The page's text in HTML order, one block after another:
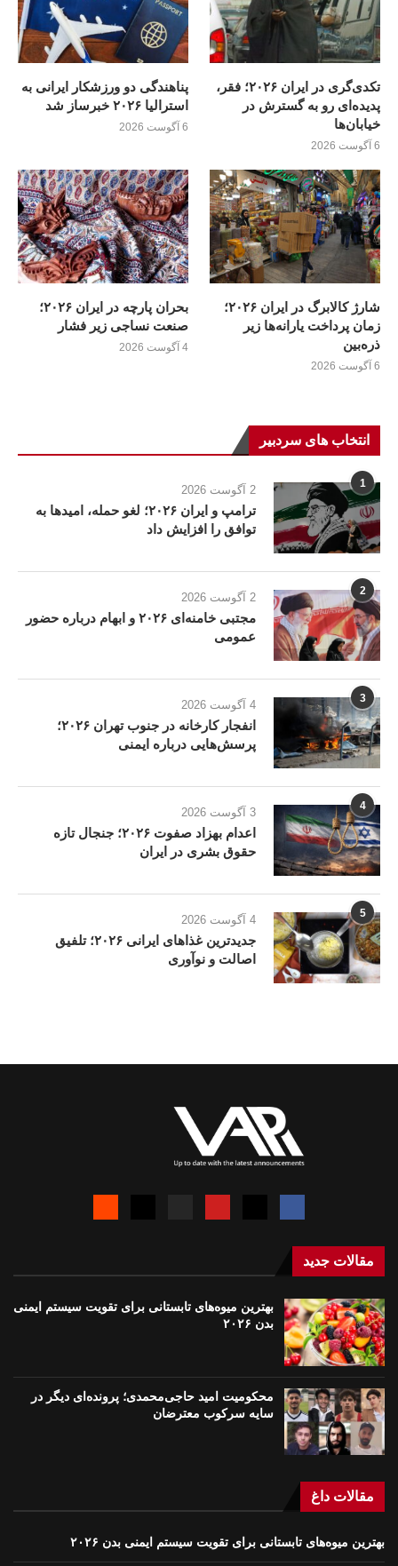
تکدی‌گری در ایران ۲۰۲۶؛ فقر،
پدیده‌ای رو به گسترش در
خیابان‌ها
6 آگوست 2026
پناهندگی دو ورزشکار ایرانی به
استرالیا ۲۰۲۶ خبرساز شد
6 آگوست 2026
شارژ کالابرگ در ایران ۲۰۲۶؛
زمان پرداخت یارانه‌ها زیر
ذره‌بین
6 آگوست 2026
بحران پارچه در ایران ۲۰۲۶؛
صنعت نساجی زیر فشار
4 آگوست 2026
انتخاب های سردبیر
1 2 آگوست 2026
ترامپ و ایران ۲۰۲۶؛ لغو حمله، امیدها به
توافق را افزایش داد
2 2 آگوست 2026
مجتبی خامنه‌ای ۲۰۲۶ و ابهام درباره حضور
عمومی
3 4 آگوست 2026
انفجار کارخانه در جنوب تهران ۲۰۲۶؛
پرسش‌هایی درباره ایمنی
4 3 آگوست 2026
اعدام بهزاد صفوت ۲۰۲۶؛ جنجال تازه
حقوق بشری در ایران
5 4 آگوست 2026
جدیدترین غذاهای ایرانی ۲۰۲۶؛ تلفیق
اصالت و نوآوری
مقالات جدید
بهترین میوه‌های تابستانی برای تقویت سیستم ایمنی
بدن ۲۰۲۶
محکومیت امید حاجی‌محمدی؛ پرونده‌ای دیگر در
سایه سرکوب معترضان
مقالات داغ
بهترین میوه‌های تابستانی برای تقویت سیستم ایمنی بدن ۲۰۲۶